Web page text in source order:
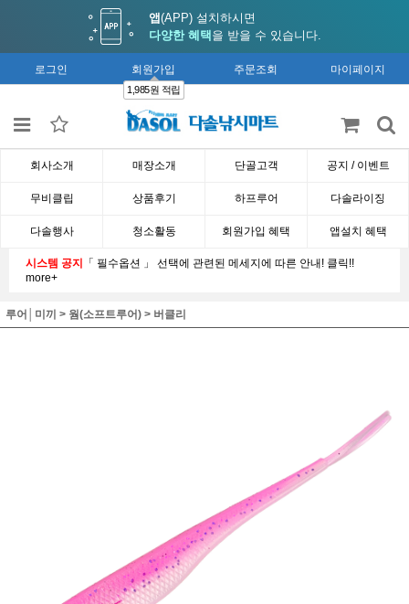
앱(APP) 설치하시면
다양한 혜택 을 받을 수 있습니다.
로그인 회원가입
1,985원 적립
주문조회 마이페이지
회사소개 매장소개 단골고객 공지 / 이벤트
무비클립 상품후기 하프루어 다솔라이징
다솔행사 청소활동 회원가입 혜택 앱설치 혜택
시스템 공지 「 필수옵션 」 선택에 관련된 메세지에 따른 안내! 클릭!!
more+
루어│미끼 > 웜(소프트루어) > 버클리